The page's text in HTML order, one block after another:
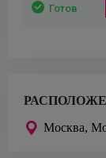
Готов
Москва,